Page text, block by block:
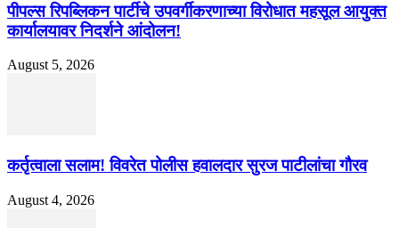
पीपल्स रिपब्लिकन पार्टीचे उपवर्गीकरणाच्या विरोधात महसूल आयुक्त
कार्यालयावर निदर्शने आंदोलन!
August 5, 2026
कर्तृत्वाला सलाम! विवरेत पोलीस हवालदार सुरज पाटीलांचा गौरव
August 4, 2026